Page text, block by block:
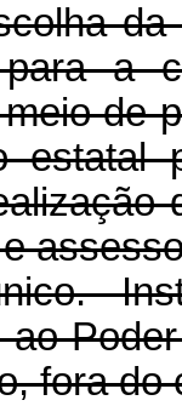
da
a
de
estatal
fora do